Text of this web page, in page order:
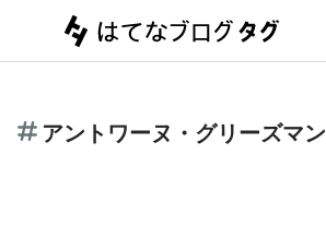
アントワーヌ・グリーズマン